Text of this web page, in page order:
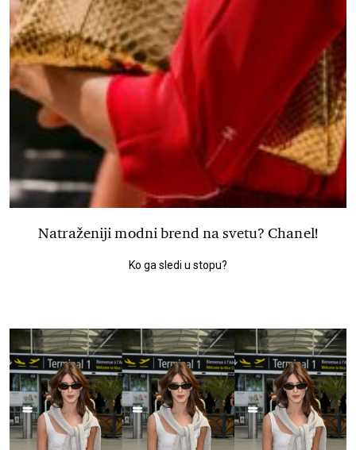
Natraženiji modni brend na svetu? Chanel!
Ko ga sledi u stopu?